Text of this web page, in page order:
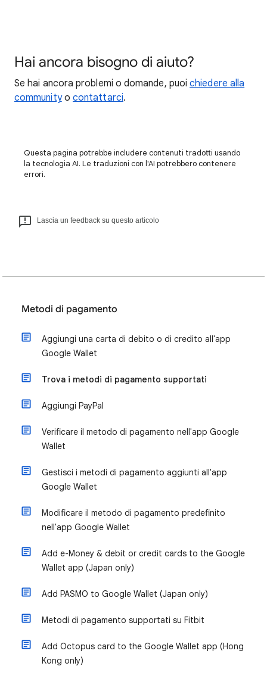
Hai ancora bisogno di aiuto?
Se hai ancora problemi o domande, puoichiedere alla
communityo contattarci.
Questa pagina potrebbe includere contenuti tradotti usando
la tecnologia AI. Le traduzioni con l'AI potrebbero contenere
errori.
Lascia un feedback su questo articolo
Metodi di pagamento
Aggiungi una carta di debito o di credito all'app
Google Wallet
Trova i metodi di pagamento supportati
Aggiungi PayPal
Verificare il metodo di pagamento nell'app Google
Wallet
Gestisci i metodi di pagamento aggiunti all'app
Google Wallet
Modificare il metodo di pagamento predefinito
nell'app Google Wallet
Add e-Money & debit or credit cards to the Google
Wallet app (Japan only)
Add PASMO to Google Wallet (Japan only)
Metodi di pagamento supportati su Fitbit
Add Octopus card to the Google Wallet app (Hong
Kong only)